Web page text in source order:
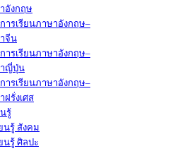
อังกฤษ
ารเรียนภาษาอังกฤษ–
จีน
ารเรียนภาษาอังกฤษ–
ญี่ปุ่น
ารเรียนภาษาอังกฤษ–
ฝรั่งเศส
รู้
นรู้ สังคม
นรู้ ศิลปะ